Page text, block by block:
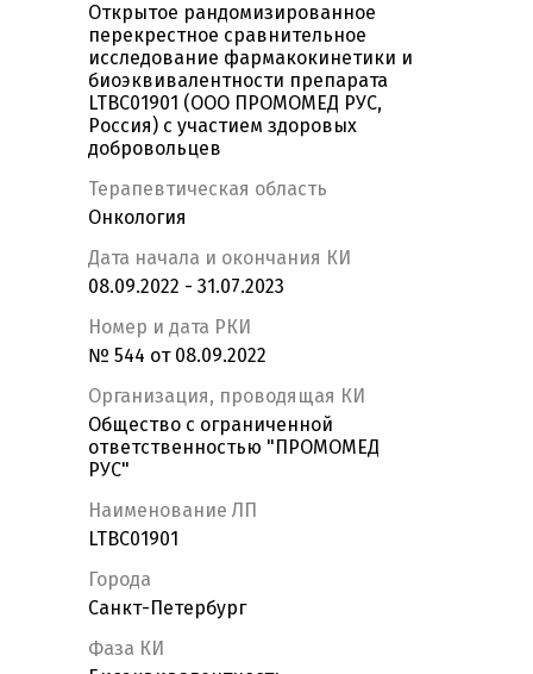
Открытое рандомизированное
перекрестное сравнительное
исследование фармакокинетики и
биоэквивалентности препарата
LTBС01901 (ООО ПРОМОМЕД РУС,
Россия) с участием здоровых
добровольцев
Терапевтическая область
Онкология
Дата начала и окончания КИ
08.09.2022 - 31.07.2023
Номер и дата РКИ
№ 544 от 08.09.2022
Организация, проводящая КИ
Общество с ограниченной
ответственностью "ПРОМОМЕД
РУС"
Наименование ЛП
LTBC01901
Города
Санкт-Петербург
Фаза КИ